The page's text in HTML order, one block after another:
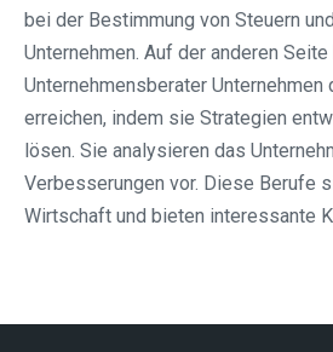
bei der Bestimmung von Steuern
Unternehmen. Auf der anderen
Unternehmensberater Unternehmen
erreichen, indem sie Strategien
lösen. Sie analysieren das
Verbesserungen vor. Diese Berufe
Wirtschaft und bieten interessante